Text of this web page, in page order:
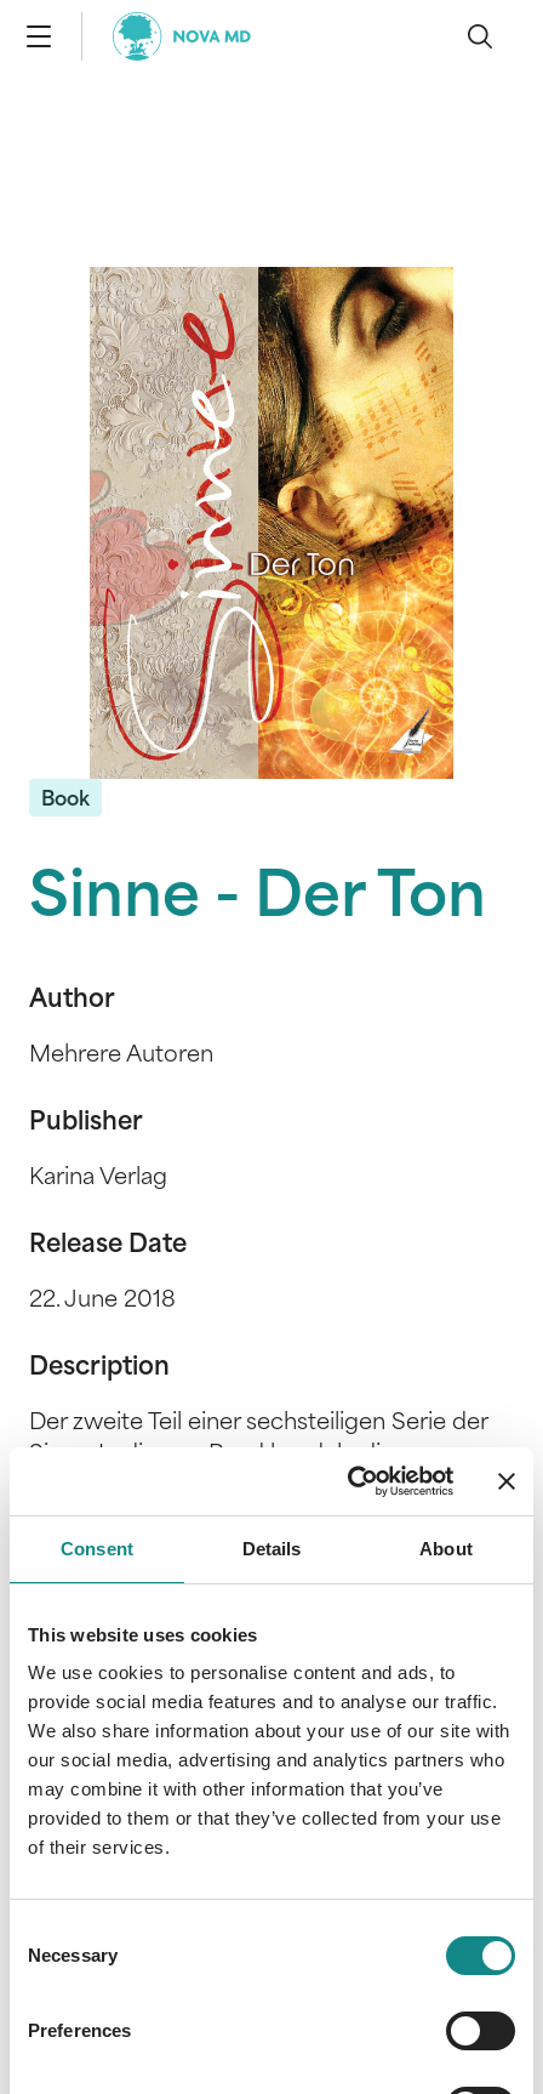
Consent Details About
This website uses cookies
We use cookies to personalise content and ads, to
provide social media features and to analyse our traffic.
We also share information about your use of our site with
our social media, advertising and analytics partners who
may combine it with other information that you’ve
provided to them or that they’ve collected from your use
of their services.
Selection
Necessary
Preferences
Book
Sinne - Der Ton
Author
Mehrere Autoren
Publisher
Karina Verlag
Release Date
22. June 2018
Description
Der zweite Teil einer sechsteiligen Serie der
Sinne. In diesem Band handeln die
Kurzgeschichten über das was wir hören. Der
Ton mach die Musik ... deine Stimme in
meiner Erinnerung ... der Klang der Glocken ...
unser Lied ... was wäre, wenn ich Dich nicht
mein Ton. Die Autor/innen des vorliegenden
Buches führen dem Leser auf unterhaltsame
Weise die höchst unterschiedlichen Aspekte
der akustischen Wahrnehmung vor.